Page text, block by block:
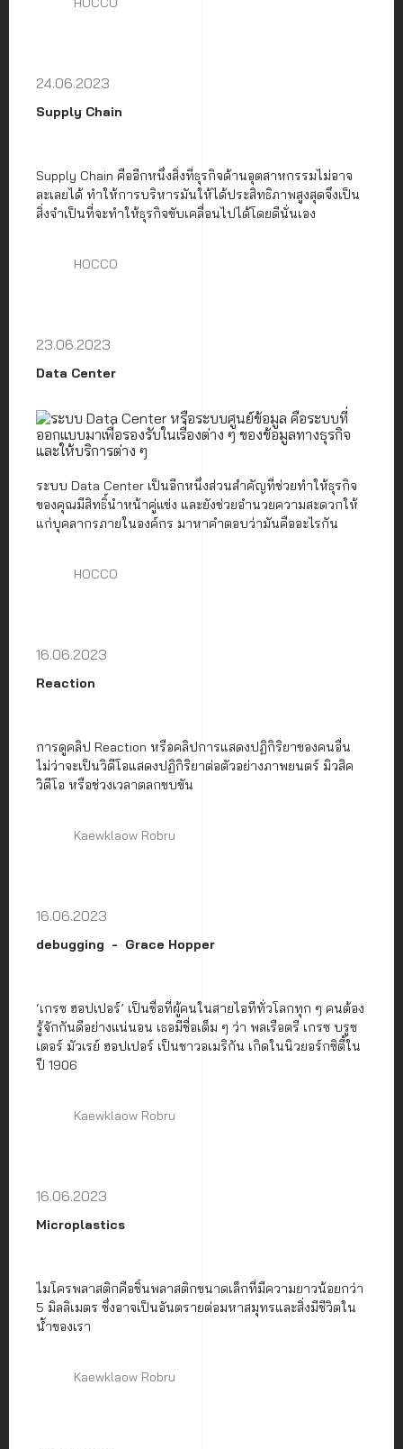
24.06.2023
Supply Chain
Supply Chain คืออีกหนึ่งสิ่งที่ธุรกิจด้านอุตสาหกรรมไม่อาจ
ละเลยได้ ทำให้การบริหารมันให้ได้ประสิทธิภาพสูงสุดจึงเป็น
สิ่งจำเป็นที่จะทำให้ธุรกิจขับเคลื่อนไปได้โดยดีนั่นเอง
HOCCO
23.06.2023
Data Center
ระบบ Data Center เป็นอีกหนึ่งส่วนสำคัญที่ช่วยทำให้ธุรกิจ
ของคุณมีสิทธิ์นำหน้าคู่แข่ง และยังช่วยอำนวยความสะดวกให้
แก่บุคลากรภายในองค์กร มาหาคำตอบว่ามันคืออะไรกัน
HOCCO
16.06.2023
Reaction
การดูคลิป Reaction หรือคลิปการแสดงปฏิกิริยาของคนอื่น
ไม่ว่าจะเป็นวิดีโอแสดงปฏิกิริยาต่อตัวอย่างภาพยนตร์ มิวสิค
วิดีโอ หรือช่วงเวลาตลกขบขัน
Kaewklaow Robru
16.06.2023
debugging Grace Hopper
‘เกรซ ฮอปเปอร์’ เป็นชื่อที่ผู้คนในสายไอทีทั่วโลกทุก ๆ คนต้อง
รู้จักกันดีอย่างแน่นอน เธอมีชื่อเต็ม ๆ ว่า พลเรือตรี เกรซ บรูซ
เตอร์ มัวเรย์ ฮอปเปอร์ เป็นชาวอเมริกัน เกิดในนิวยอร์กซิตี้ใน
ปี 1906
Kaewklaow Robru
16.06.2023
Microplastics
ไมโครพลาสติกคือชิ้นพลาสติกขนาดเล็กที่มีความยาวน้อยกว่า
5 มิลลิเมตร ซึ่งอาจเป็นอันตรายต่อมหาสมุทรและสิ่งมีชีวิตใน
น้ำของเรา
Kaewklaow Robru